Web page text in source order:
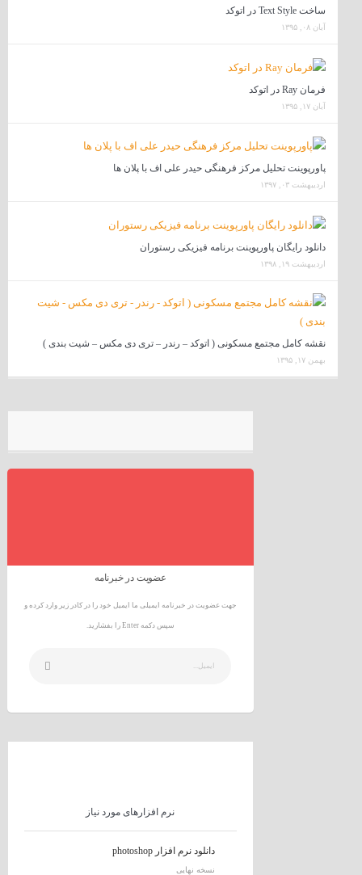
ساخت Text Style در اتوکد
آبان ۰۸, ۱۳۹۵
فرمان Ray در اتوکد
آبان ۱۷, ۱۳۹۵
پاورپوینت تحلیل مرکز فرهنگی حیدر علی اف با پلان ها
اردیبهشت ۰۳, ۱۳۹۷
دانلود رایگان پاورپوینت برنامه فیزیکی رستوران
اردیبهشت ۱۹, ۱۳۹۸
نقشه کامل مجتمع مسکونی ( اتوکد – رندر – تری دی مکس – شیت بندی )
بهمن ۱۷, ۱۳۹۵
عضویت در خبرنامه
جهت عضویت در خبرنامه ایمیلی ما ایمیل خود را در کادر زیر وارد کرده و
سپس دکمه Enter را بفشارید.
نرم افزارهای مورد نیاز
دانلود نرم افزار photoshop
نسخه نهایی